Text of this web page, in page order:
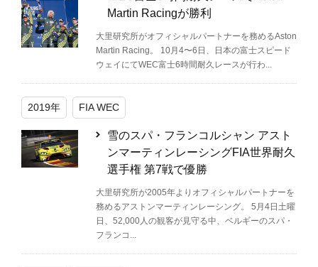
Martin Racingが勝利
大里研究所がオフィシャルパートナーを務めるAston
Martin Racing。 10月4〜6日、日本の富士スピード
ウェイにてWEC富士6時間耐久レースが行わ...
2019年 FIA WEC
雪のスパ・フランコルシャン アスト
ンマーティンレーシングFIA世界耐久
選手権 第7戦で優勝
大里研究所が2005年よりオフィシャルパートナーを
務めるアストンマーティンレーシング。 5月4日土曜
日、52,000人の観客が見守る中、ベルギーのスパ・
フランコ...